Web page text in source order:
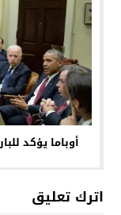
أوباما يؤكد
اترك تعليق